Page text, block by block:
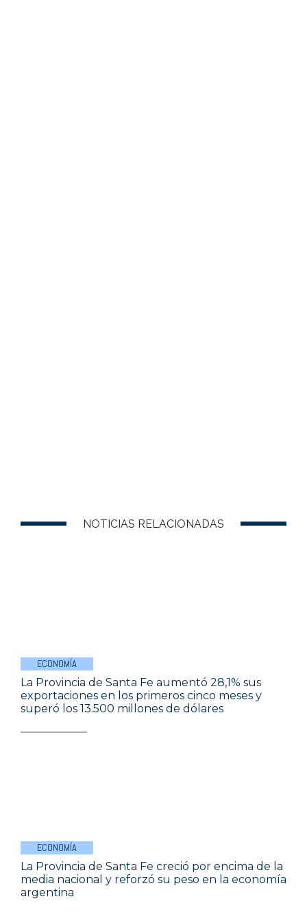
NOTICIAS RELACIONADAS
ECONOMÍA
La Provincia de Santa Fe aumentó 28,1% sus
exportaciones en los primeros cinco meses y
superó los 13.500 millones de dólares
ECONOMÍA
La Provincia de Santa Fe creció por encima de la
media nacional y reforzó su peso en la economía
argentina